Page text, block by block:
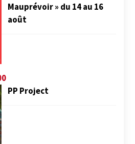
Mauprévoir » du 14 au 16
août
PP Project